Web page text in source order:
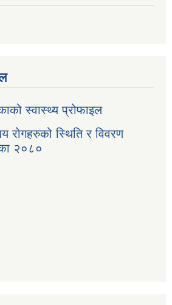
स्वास्थ्य प्रोफाइल
रोगहरुको स्थिति र विवरण
२०८०